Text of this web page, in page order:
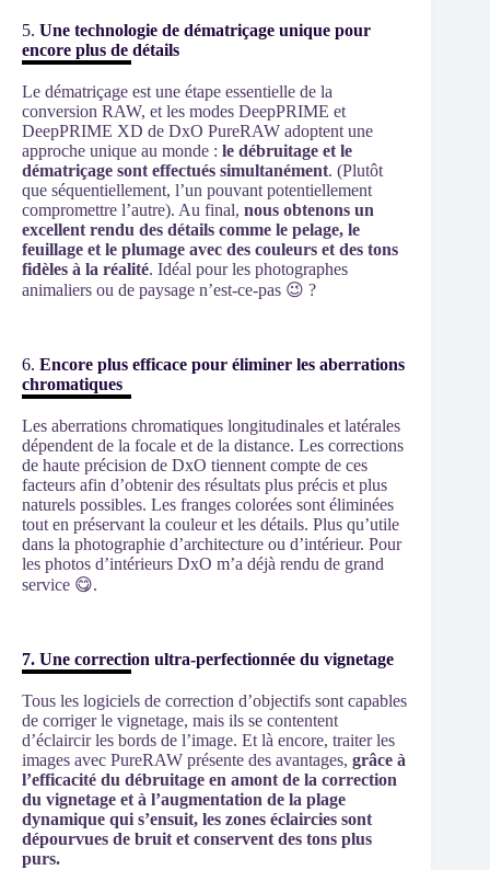
5. Une technologie de dématriçage unique pour
encore plus de détails
Le dématriçage est une étape essentielle de la
conversion RAW, et les modes DeepPRIME et
DeepPRIME XD de DxO PureRAW adoptent une
approche unique au monde : le débruitage et le
dématriçage sont effectués simultanément. (Plutôt
que séquentiellement, l’un pouvant potentiellement
compromettre l’autre). Au final, nous obtenons un
excellent rendu des détails comme le pelage, le
feuillage et le plumage avec des couleurs et des tons
fidèles à la réalité. Idéal pour les photographes
animaliers ou de paysage n’est-ce-pas 😉 ?
6. Encore plus efficace pour éliminer les aberrations
chromatiques
Les aberrations chromatiques longitudinales et latérales
dépendent de la focale et de la distance. Les corrections
de haute précision de DxO tiennent compte de ces
facteurs afin d’obtenir des résultats plus précis et plus
naturels possibles. Les franges colorées sont éliminées
tout en préservant la couleur et les détails. Plus qu’utile
dans la photographie d’architecture ou d’intérieur. Pour
les photos d’intérieurs DxO m’a déjà rendu de grand
service 😋.
7. Une correction ultra-perfectionnée du vignetage
Tous les logiciels de correction d’objectifs sont capables
de corriger le vignetage, mais ils se contentent
d’éclaircir les bords de l’image. Et là encore, traiter les
images avec PureRAW présente des avantages, grâce à
l’efficacité du débruitage en amont de la correction
du vignetage et à l’augmentation de la plage
dynamique qui s’ensuit, les zones éclaircies sont
dépourvues de bruit et conservent des tons plus
purs.